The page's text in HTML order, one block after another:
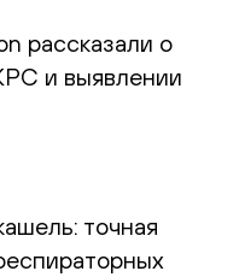
рассказали о
и выявлении
точная